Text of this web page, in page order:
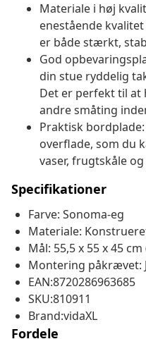
Materiale i høj
enestående
er både stærkt,
God
din stue ryddelig
Det er perfekt til at
andre småting
Praktisk
overflade, som du
vaser, frugtskåle
Specifikationer
Farve: Sonoma-eg
Materiale:
Mål: 55,5 x 55 x 45 cm
Montering påkrævet:
EAN:8720286963685
SKU:810911
Brand:vidaXL
Fordele